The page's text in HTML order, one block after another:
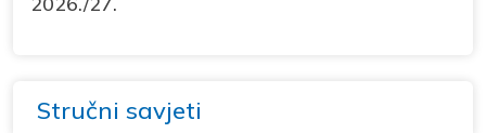
Stručni savjeti